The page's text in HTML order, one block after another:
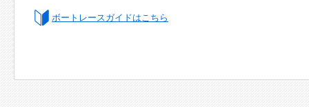
ボートレースガイドはこちら